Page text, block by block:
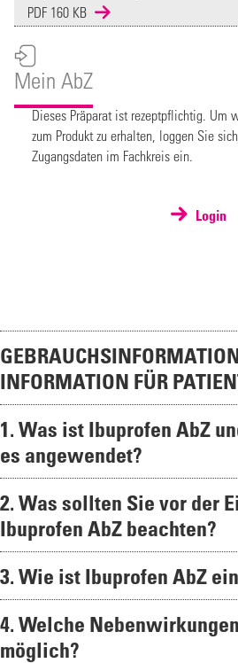
PDF 160 KB
Mein AbZ
Dieses Präparat ist rezeptpflichtig. Um
zum Produkt zu erhalten, loggen Sie
Zugangsdaten im Fachkreis ein.
Login
INFORMATION FÜR
1. Was ist Ibuprofen AbZ
es angewendet?
2. Was sollten Sie vor der
Ibuprofen AbZ beachten?
3. Wie ist Ibuprofen AbZ
4. Welche
möglich?